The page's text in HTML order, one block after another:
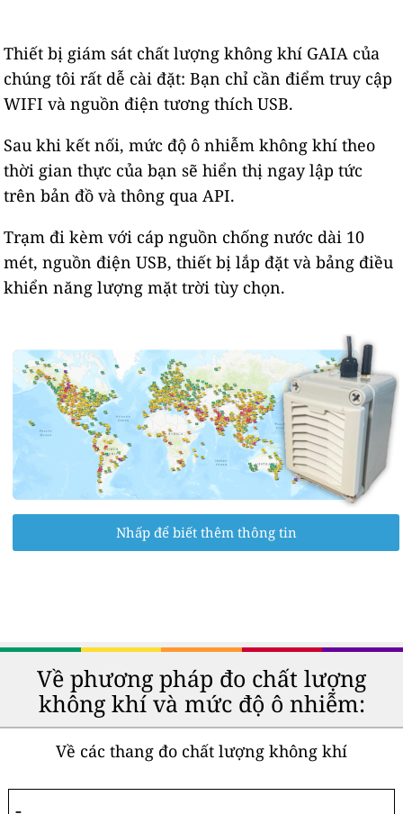
Thiết bị giám sát chất lượng không khí GAIA của
chúng tôi rất dễ cài đặt: Bạn chỉ cần điểm truy cập
WIFI và nguồn điện tương thích USB.
Sau khi kết nối, mức độ ô nhiễm không khí theo
thời gian thực của bạn sẽ hiển thị ngay lập tức
trên bản đồ và thông qua API.
Trạm đi kèm với cáp nguồn chống nước dài 10
mét, nguồn điện USB, thiết bị lắp đặt và bảng điều
khiển năng lượng mặt trời tùy chọn.
Nhấp để biết thêm thông tin
Về phương pháp đo chất lượng
không khí và mức độ ô nhiễm:
Về các thang đo chất lượng không khí